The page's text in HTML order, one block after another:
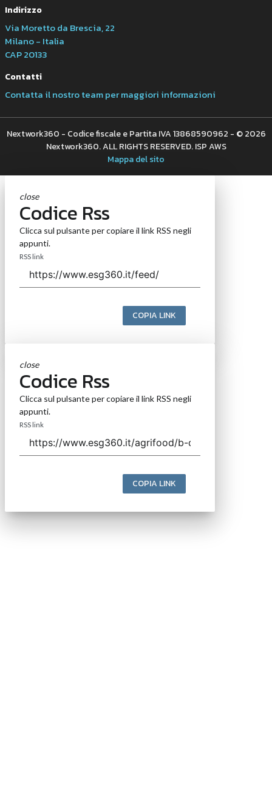
Indirizzo
Via Moretto da Brescia, 22
Milano - Italia
CAP 20133
Contatti
Contatta il nostro team per maggiori informazioni
Nextwork360 - Codice fiscale e Partita IVA 13868590962 - © 2026
Nextwork360. ALL RIGHTS RESERVED. ISP AWS
Mappa del sito
close
Codice Rss
Clicca sul pulsante per copiare il link RSS negli
appunti.
RSS link
COPIA LINK
close
Codice Rss
Clicca sul pulsante per copiare il link RSS negli
appunti.
RSS link
COPIA LINK